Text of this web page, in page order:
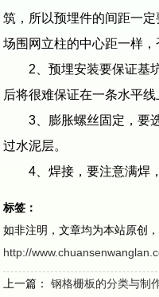
筑，所以预埋件的间距一
场围网立柱的中心距一样，
2、预埋安装要保证基坑
后将很难保证在一条水平线
3、膨胀螺丝固定，要选
过水泥层。
4、焊接，要注意满焊，
标签：
如非注明，文章均为本站原创
http://
上一篇：钢格栅板的分类与制